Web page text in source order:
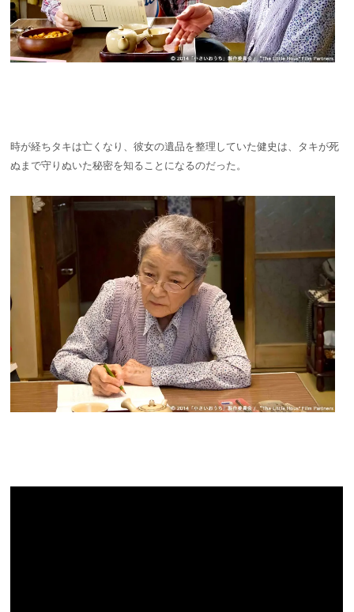
時が経ちタキは亡くなり、彼女の遺品を整理していた健史は、タキが死
ぬまで守りぬいた秘密を知ることになるのだった。